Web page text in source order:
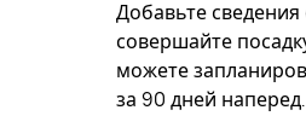
Добавьте
совершайте
можете
за 90 дней наперед.